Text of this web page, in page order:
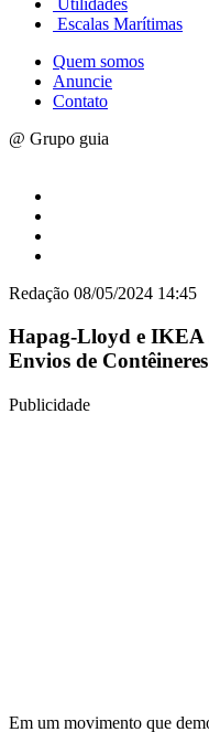
Utilidades
Escalas Marítimas
Quem somos
Anuncie
Contato
@ Grupo guia
Redação 08/05/2024 14:45
Hapag-Lloyd e IKEA
Envios de
Publicidade
Em um movimento que